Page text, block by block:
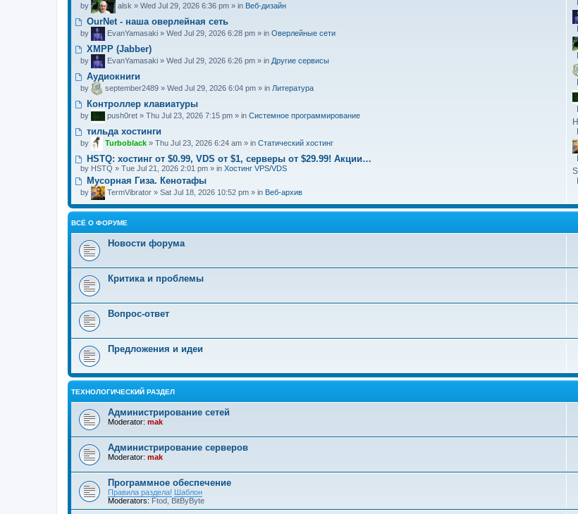
by alsk » Wed Jul 29, 2026 6:36 pm » in Веб-дизайн
OurNet - наша оверлейная сеть
by EvanYamasaki » Wed Jul 29, 2026 6:28 pm » in Оверлейные сети
XMPP (Jabber)
by EvanYamasaki » Wed Jul 29, 2026 6:26 pm » in Другие сервисы
Аудиокниги
by september2489 » Wed Jul 29, 2026 6:04 pm » in Литература
Контроллер клавиатуры
by push0ret » Thu Jul 23, 2026 7:15 pm » in Системное программирование
тильда хостинги
by Turboblack» Thu Jul 23, 2026 6:24 am » in Статический хостинг
HSTQ: хостинг от $0.99, VDS от $1, cерверы от $29.99! Акции…
by HSTQ » Tue Jul 21, 2026 2:01 pm » in Хостинг VPS/VDS
Мусорная Гиза. Кенотафы
by TermVibrator » Sat Jul 18, 2026 10:52 pm » in Веб-архив
ВСЁ О ФОРУМЕ
Новости форума
Критика и проблемы
Вопрос-ответ
Предложения и идеи
ТЕХНОЛОГИЧЕСКИЙ РАЗДЕЛ
Администрирование сетей
Moderator: mak
Администрирование серверов
Moderator: mak
Программное обеспечение
Правила раздела! Шаблон
Moderators: Ftod BitByByte